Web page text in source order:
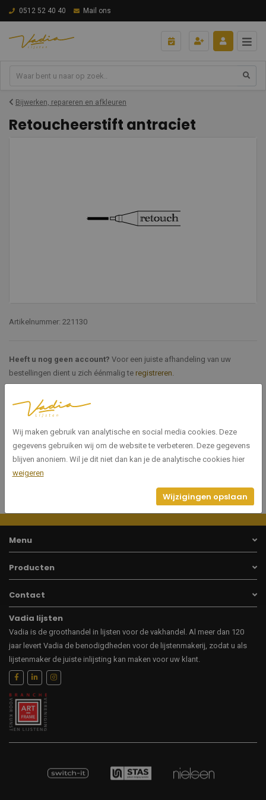
0512 52 40 40 Mail ons
Bijwerken, repareren en afkleuren
Retoucheerstift antraciet
Artikelnummer: 221130
Heeft u nog geen account? Voor een juiste afhandeling van uw
bestellingen dient u zich éénmalig te registreren.
Specificaties
Artikelnummer 221130
Menu
Producten
Contact
Vadia lijsten
Vadia is de groothandel in lijsten voor de vakhandel. Al meer dan 120
jaar levert Vadia de benodigdheden voor de lijstenmakerij, zodat u als
lijstenmaker de juiste inlijsting kan maken voor uw klant.
Wij maken gebruik van analytische en social media cookies. Deze
gegevens gebruiken wij om de website te verbeteren. Deze gegevens
blijven anoniem. Wil je dit niet dan kan je de analytische cookies hier
weigeren
Wijzigingen opslaan